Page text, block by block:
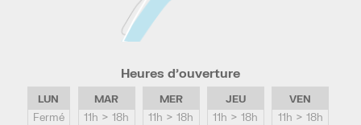
Heures d’ouverture
LUN
Fermé
MAR
11h > 18h
MER
11h > 18h
JEU
11h > 18h
VEN
11h > 18h